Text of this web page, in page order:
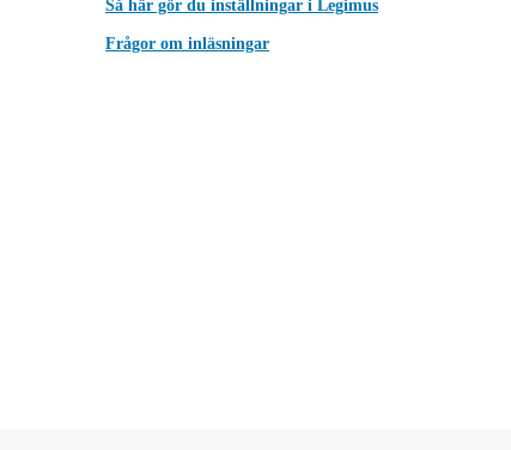
Så här gör du inställningar i Legimus
Frågor om inläsningar